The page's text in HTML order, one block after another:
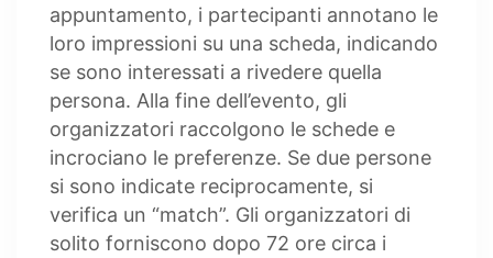
appuntamento, i partecipanti annotano le
loro impressioni su una scheda, indicando
se sono interessati a rivedere quella
persona. Alla fine dell’evento, gli
organizzatori raccolgono le schede e
incrociano le preferenze. Se due persone
si sono indicate reciprocamente, si
verifica un “match”. Gli organizzatori di
solito forniscono dopo 72 ore circa i